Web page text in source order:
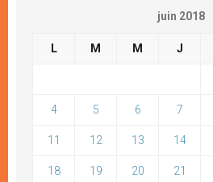
juin 2018
L M M J
4 5 6 7
11 12 13 14
18 19 20 21